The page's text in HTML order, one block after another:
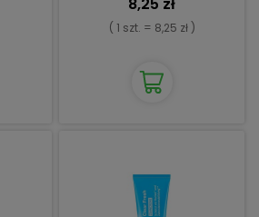
8,25 zł
( 1 szt. = 8,25 zł )